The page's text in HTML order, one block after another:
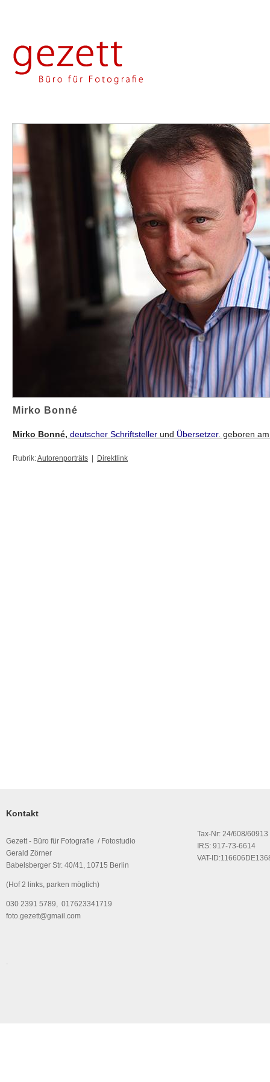
Mirko Bonné
Mirko Bonné, deutscher Schriftsteller und Übersetzer. geboren
Rubrik:Autorenporträts Direktlink
Kontakt
Gezett - Büro für Fotografie / Fotostudio
Gerald Zörner
Babelsberger Str. 40/41, 10715 Berlin
(Hof 2 links, parken möglich)
030 2391 5789, 017623341719
foto.gezett@gmail.com
Tax-Nr: 24/608/60913
IRS: 917-73-6614
VAT-
.